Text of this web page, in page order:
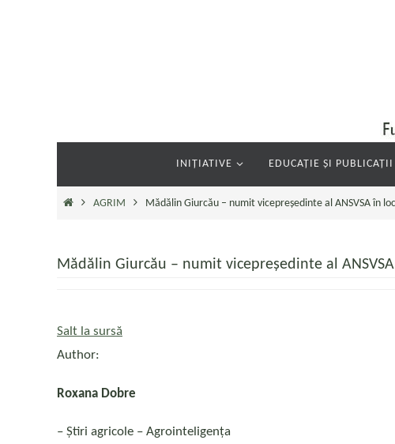
INIȚIATIVE EDUCAȚIE ȘI PUBLICAȚII
PrimaAGRIM Mădălin Giurcău – numit vicepreședinte al ANSVSA în
Mădălin Giurcău – numit vicepreședinte al
Salt la sursă
Author:
Roxana Dobre
– Ştiri agricole – Agrointeligența